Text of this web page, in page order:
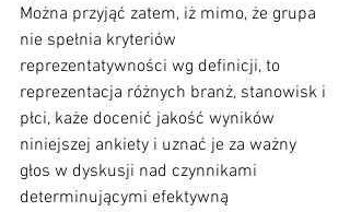
Można przyjąć zatem, iż mimo, że grupa
nie spełnia kryteriów
reprezentatywności wg definicji, to
reprezentacja różnych branż, stanowisk i
płci, każe docenić jakość wyników
niniejszej ankiety i uznać je za ważny
głos w dyskusji nad czynnikami
determinującymi efektywną